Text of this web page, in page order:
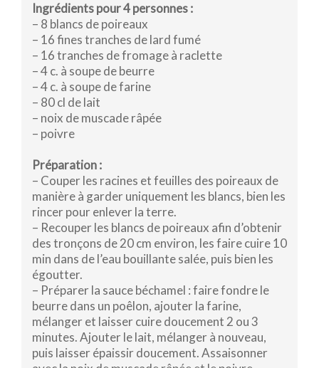
Ingrédients pour 4 personnes :
– 8 blancs de poireaux
– 16 fines tranches de lard fumé
– 16 tranches de fromage à raclette
– 4 c. à soupe de beurre
– 4 c. à soupe de farine
– 80 cl de lait
– noix de muscade râpée
– poivre
Préparation :
– Couper les racines et feuilles des poireaux de
manière à garder uniquement les blancs, bien les
rincer pour enlever la terre.
– Recouper les blancs de poireaux afin d’obtenir
des tronçons de 20 cm environ, les faire cuire 10
min dans de l’eau bouillante salée, puis bien les
égoutter.
– Préparer la sauce béchamel : faire fondre le
beurre dans un poêlon, ajouter la farine,
mélanger et laisser cuire doucement 2 ou 3
minutes. Ajouter le lait, mélanger à nouveau,
puis laisser épaissir doucement. Assaisonner